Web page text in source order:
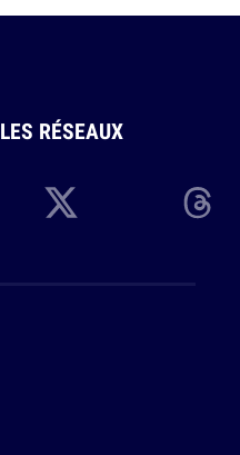
LES RÉSEAUX